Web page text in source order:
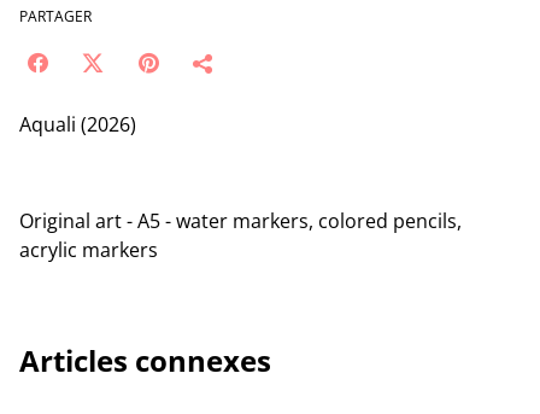
PARTAGER
Aquali (2026)
Original art - A5 - water markers, colored pencils,
acrylic markers
Articles connexes